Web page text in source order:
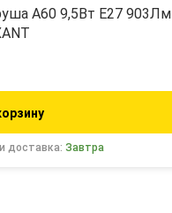
A60 9,5Вт E27 903Лм
доставка: Завтра